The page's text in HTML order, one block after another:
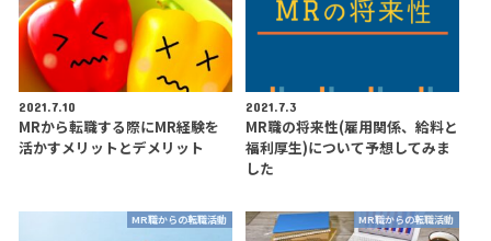
2021.7.10
MRから転職する際にMR経験を
活かすメリットとデメリット
2021.7.3
MR職の将来性(雇用関係、給料と
福利厚生)について予想してみま
した
MR職からの転職活動 MR職からの転職活動